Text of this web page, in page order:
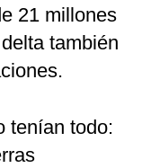
21 millones
también
tenían todo: